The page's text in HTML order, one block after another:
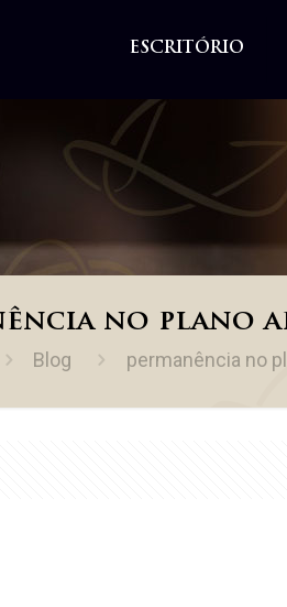
ESCRITÓRIO
no plano
Blog permanência no